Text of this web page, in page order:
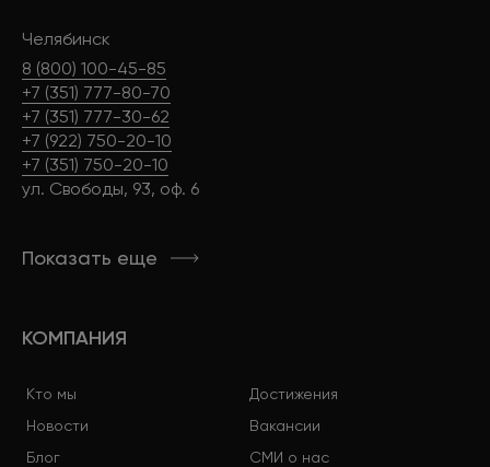
Челябинск
8 (800) 100-45-85
+7 (351) 777-80-70
+7 (351) 777-30-62
+7 (922) 750-20-10
+7 (351) 750-20-10
ул. Свободы, 93, оф. 6
Показать еще
КОМПАНИЯ
Кто мы
Достижения
Новости
Вакансии
Блог
СМИ о нас